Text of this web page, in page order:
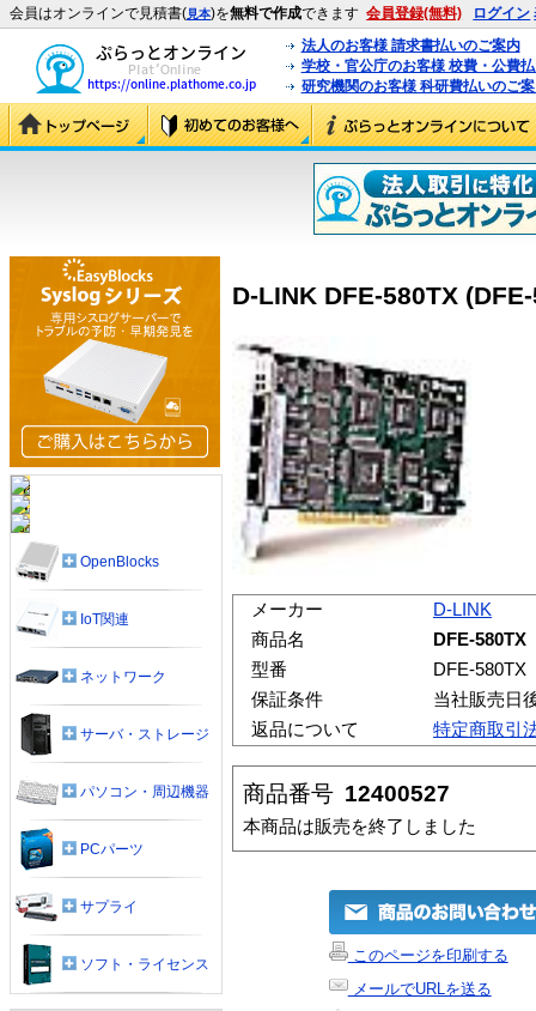
会員はオンラインで見積書(見本)を無料で作成できます 会員登録(無料) ログイン
法人のお客様 請求書払いのご案内
学校・官公庁のお客様 校費・公費
研究機関のお客様 科研費払いのご
D-LINK DFE-580TX
メーカー
D-LINK
商品名
DFE-580TX
型番
DFE-580TX
保証条件
当社販売日
返品について
特定商取引
商品番号 12400527
本商品は販売を終了しました
このページを印刷する
メールでURLを送る
OpenBlocks
IoT関連
ネットワーク
サーバ・ストレージ
パソコン・周辺機器
PCパーツ
サプライ
ソフト・ライセンス